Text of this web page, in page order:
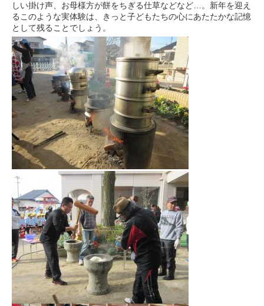
しい掛け声、お母様方が餅をちぎる仕草などなど…。新年を迎え
るこのような実体験は、きっと子どもたちの心にあたたかな記憶
として残ることでしょう。